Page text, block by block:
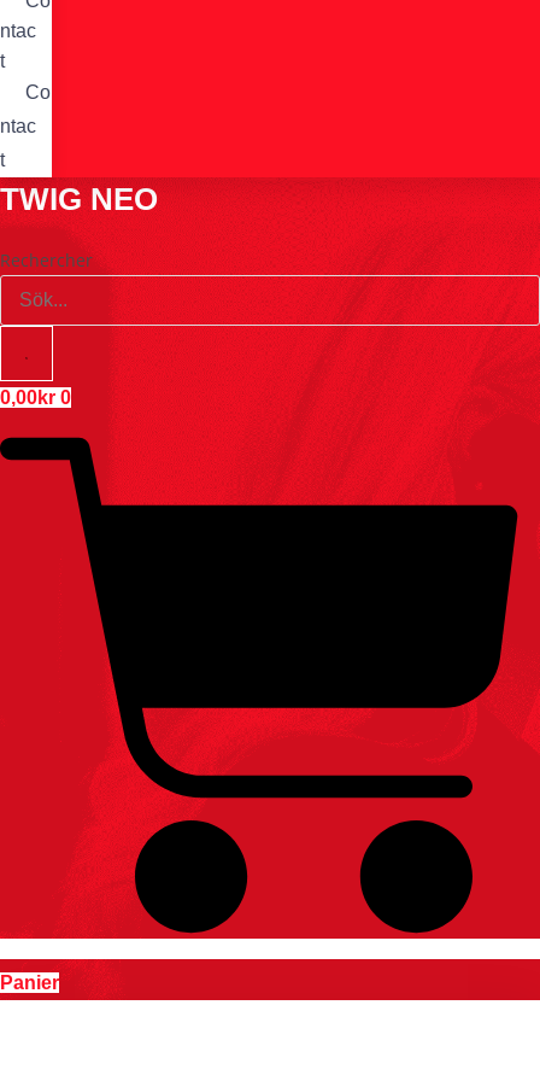
ntac
t
Co
ntac
t
TWIG NEO
Rechercher
0,00kr 0
Panier